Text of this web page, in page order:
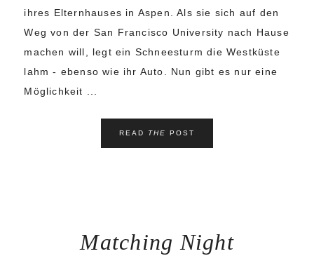
ihres Elternhauses in Aspen. Als sie sich auf den
Weg von der San Francisco University nach Hause
machen will, legt ein Schneesturm die Westküste
lahm - ebenso wie ihr Auto. Nun gibt es nur eine
Möglichkeit ...
READ THE POST
Matching Night